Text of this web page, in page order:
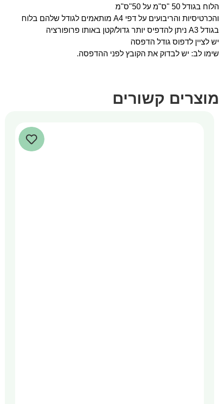
הלוח בגודל 50 "ס"מ על 50"ס"מ
והכרטיסיות והריבועים על דפי A4 מותאמים לגודל שלהם בלוח
בגודל A3 ניתן להדפיס יותר גדול/קטן באותו פרופורציה
יש לציין לדפוס גודל הדפסה
שימו לב: יש לבדוק את הקובץ לפני ההדפסה.
מוצרים קשורים